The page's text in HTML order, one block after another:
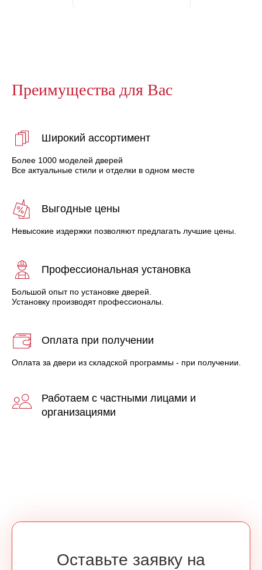
Преимущества для Вас
Широкий ассортимент
Более 1000 моделей дверей
Все актуальные стили и отделки в одном месте
Выгодные цены
Невысокие издержки позволяют предлагать лучшие цены.
Профессиональная установка
Большой опыт по установке дверей.
Установку производят профессионалы.
Оплата при получении
Оплата за двери из складской программы - при получении.
Работаем с частными лицами и
организациями
Оставьте заявку на